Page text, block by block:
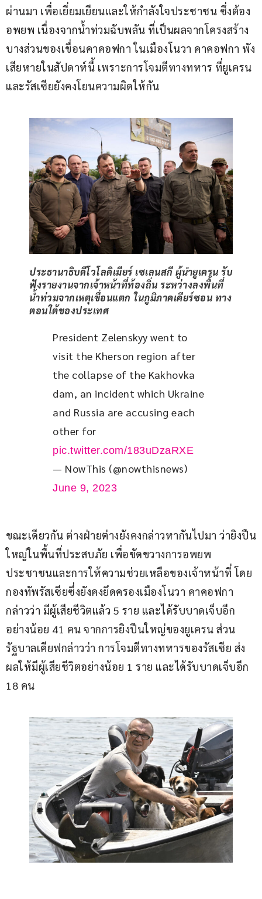
ผ่านมา เพื่อเยี่ยมเยียนและให้กำลังใจประชาชน ซึ่งต้อง
อพยพ เนื่องจากน้ำท่วมฉับพลัน ที่เป็นผลจากโครงสร้าง
บางส่วนของเขื่อนคาคอฟกา ในเมืองโนวา คาคอฟกา พัง
เสียหายในสัปดาห์นี้ เพราะการโจมตีทางทหาร ที่ยูเครน
และรัสเซียยังคงโยนความผิดให้กัน
ประธานาธิบดีโวโลดิเมียร์ เซเลนสกี ผู้นำยูเครน รับ
ฟังรายงานจากเจ้าหน้าที่ท้องถิ่น ระหว่างลงพื้นที่
น้ำท่วมจากเหตุเขื่อนแตก ในภูมิภาคเคียร์ซอน ทาง
ตอนใต้ของประเทศ
President Zelenskyy went to
visit the Kherson region after
the collapse of the Kakhovka
dam, an incident which Ukraine
and Russia are accusing each
other for
pic.twitter.com/183uDzaRXE
— NowThis (@nowthisnews)
June 9, 2023
ขณะเดียวกัน ต่างฝ่ายต่างยังคงกล่าวหากันไปมา ว่ายิงปืน
ใหญ่ในพื้นที่ประสบภัย เพื่อขัดขวางการอพยพ
ประชาชนและการให้ความช่วยเหลือของเจ้าหน้าที่ โดย
กองทัพรัสเซียซึ่งยังคงยึดครองเมืองโนวา คาคอฟกา
กล่าวว่า มีผู้เสียชีวิตแล้ว 5 ราย และได้รับบาดเจ็บอีก
อย่างน้อย 41 คน จากการยิงปืนใหญ่ของยูเครน ส่วน
รัฐบาลเคียฟกล่าวว่า การโจมตีทางทหารของรัสเซีย ส่ง
ผลให้มีผู้เสียชีวิตอย่างน้อย 1 ราย และได้รับบาดเจ็บอีก
18 คน